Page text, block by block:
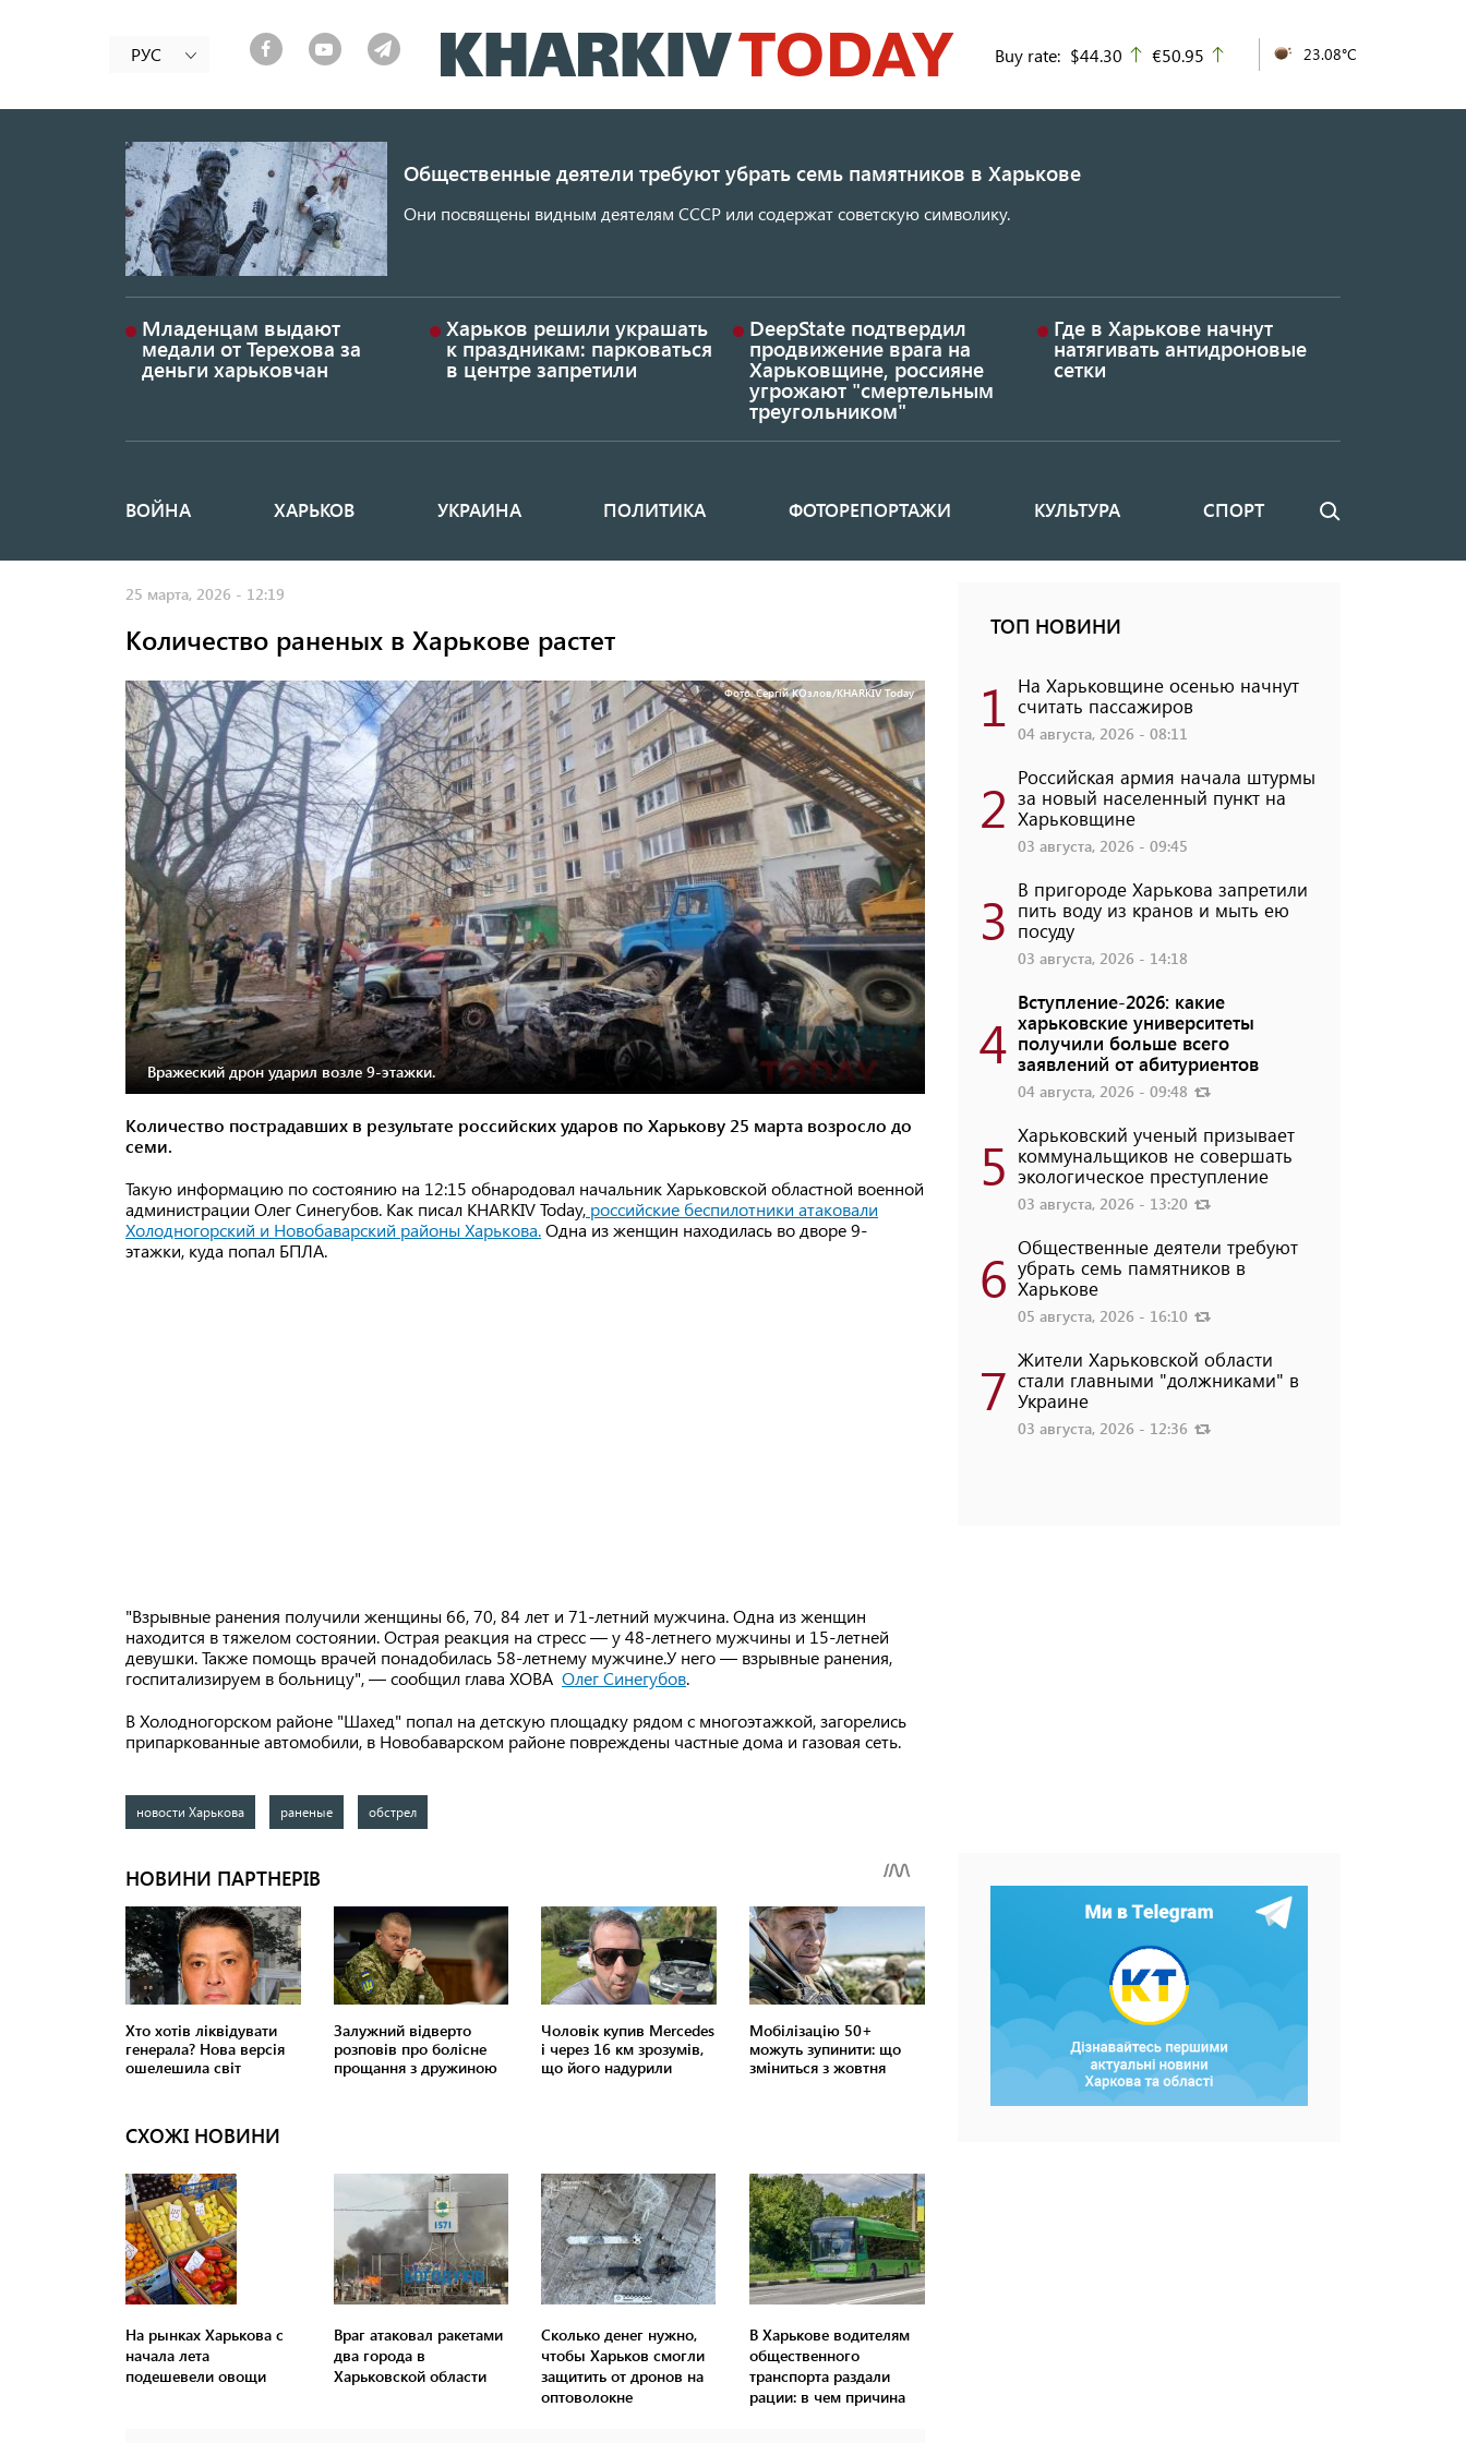
к
основному
РУС Buy rate: $44.30 up
€50.95 23.08°C
Общественные деятели требуют убрать семь памятников в Харькове
Они посвящены видным деятелям СССР или содержат советскую символику.
Младенцам выдают
медали от Терехова за
деньги харьковчан
Харьков решили украшать
к праздникам: парковаться
в центре запретили
DeepState подтвердил
продвижение врага на
Харьковщине, россияне
угрожают "смертельным
треугольником"
Где в Харькове начнут
натягивать антидроновые
сетки
Основная
ВОЙНА ХАРЬКОВ УКРАИНА ПОЛИТИКА ФОТОРЕПОРТАЖИ КУЛЬТУРА СПОРТ Поиск
25 марта, 2026 - 12:19
Количество раненых в Харькове растет
Фото: Сергій КОзлов/KHARKIV Today
Вражеский дрон ударил возле 9-этажки.
Количество пострадавших в результате российских ударов по Харькову 25 марта возросло до
семи.
Такую информацию по состоянию на 12:15 обнародовал начальник Харьковской областной военной
администрации Олег Синегубов. Как писал KHARKIV Today, российские беспилотники атаковали
Холодногорский и Новобаварский районы Харькова.Одна из женщин находилась во дворе 9-
этажки, куда попал БПЛА.
"Взрывные ранения получили женщины 66, 70, 84 лет и 71-летний мужчина. Одна из женщин
находится в тяжелом состоянии. Острая реакция на стресс — у 48-летнего мужчины и 15-летней
девушки. Также помощь врачей понадобилась 58-летнему мужчине.У него — взрывные ранения,
госпитализируем в больницу", — сообщил глава ХОВА Олег Синегубов.
В Холодногорском районе "Шахед" попал на детскую площадку рядом с многоэтажкой, загорелись
припаркованные автомобили, в Новобаварском районе повреждены частные дома и газовая сеть.
новости Харькова раненые обстрел
СХОЖІ НОВИНИ
На рынках Харькова с
начала лета
подешевели овощи
Враг атаковал ракетами
два города в
Харьковской области
Сколько денег нужно,
чтобы Харьков смогли
защитить от дронов на
оптоволокне
В Харькове водителям
общественного
транспорта раздали
рации: в чем причина
ТОП НОВИНИ
1 На Харьковщине осенью начнут
считать пассажиров
04 августа, 2026 - 08:11
2 Российская армия начала штурмы
за новый населенный пункт на
Харьковщине
03 августа, 2026 - 09:45
3 В пригороде Харькова запретили
пить воду из кранов и мыть ею
посуду
03 августа, 2026 - 14:18
4
Вступление-2026: какие
харьковские университеты
получили больше всего
заявлений от абитуриентов
04 августа, 2026 - 09:48
5 Харьковский ученый призывает
коммунальщиков не совершать
экологическое преступление
03 августа, 2026 - 13:20
6 Общественные деятели требуют
убрать семь памятников в
Харькове
05 августа, 2026 - 16:10
7 Жители Харьковской области
стали главными "должниками" в
Украине
03 августа, 2026 - 12:36